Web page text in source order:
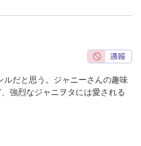
ルだと思う。ジャニーさんの趣味
強烈なジャニヲタには愛される